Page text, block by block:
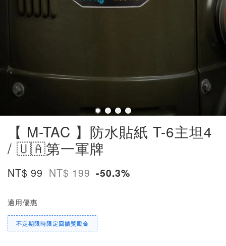
【 M-TAC 】防水貼紙 T-6主坦4
/ 🇺🇦第一軍牌
NT$ 99 NT$ 199-50.3%
適用優惠
不定期限時限定回饋獎勵金